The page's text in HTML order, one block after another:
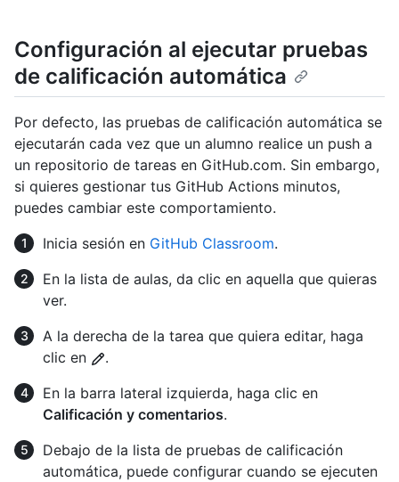
Configuración al ejecutar pruebas
de calificación automática
Por defecto, las pruebas de calificación automática se
ejecutarán cada vez que un alumno realice un push a
un repositorio de tareas en GitHub.com. Sin embargo,
si quieres gestionar tus GitHub Actions minutos,
puedes cambiar este comportamiento.
Inicia sesión en GitHub Classroom.
En la lista de aulas, da clic en aquella que quieras
ver.
A la derecha de la tarea que quiera editar, haga
clic en
.
En la barra lateral izquierda, haga clic en
Calificación y comentarios.
Debajo de la lista de pruebas de calificación
automática, puede configurar cuando se ejecuten